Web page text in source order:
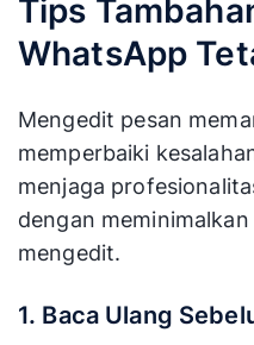
Tips
WhatsApp
Mengedit pesan
memperbaiki
menjaga
dengan
mengedit.
1. Baca Ulang